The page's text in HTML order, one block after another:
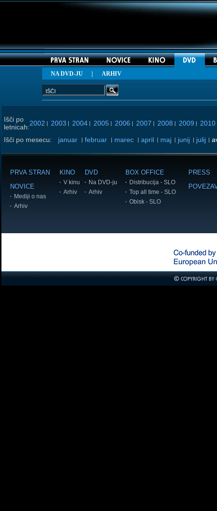
NA DVD-JU| ARHIV
Išči po
letnicah:2002 | 2003 | 2004 | 2005 | 2006 | 2007 | 2008 | 2009 | 2010
Išči po mesecu: januar | februar | marec | april | maj | junij | julij |
PRVA STRAN
NOVICE
Mediji o nas
Arhiv
KINO
V kinu
Arhiv
DVD
Na DVD-ju
Arhiv
BOX OFFICE
Distribucija - SLO
Top all time - SLO
Obisk - SLO
PRESS